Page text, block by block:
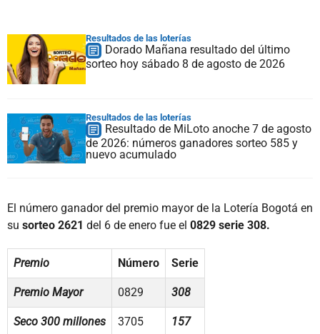
Resultados de las loterías
Dorado Mañana resultado del último
sorteo hoy sábado 8 de agosto de 2026
Resultados de las loterías
Resultado de MiLoto anoche 7 de agosto
de 2026: números ganadores sorteo 585 y
nuevo acumulado
El número ganador del premio mayor de la Lotería Bogotá en
su sorteo 2621 del 6 de enero fue el 0829 serie 308.
Premio Número Serie
Premio Mayor 0829 308
Seco 300 millones 3705 157